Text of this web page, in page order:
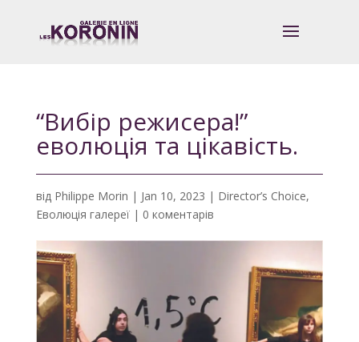
“Вибір режисера!”
еволюція та цікавість.
від Philippe Morin | Jan 10, 2023 | Director’s Choice,
Еволюція галереї| 0 коментарів